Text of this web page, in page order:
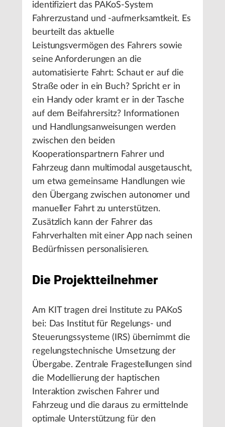
identifiziert das PAKoS-System
Fahrerzustand und -aufmerksamtkeit. Es
beurteilt das aktuelle
Leistungsvermögen des Fahrers sowie
seine Anforderungen an die
automatisierte Fahrt: Schaut er auf die
Straße oder in ein Buch? Spricht er in
ein Handy oder kramt er in der Tasche
auf dem Beifahrersitz? Informationen
und Handlungsanweisungen werden
zwischen den beiden
Kooperationspartnern Fahrer und
Fahrzeug dann multimodal ausgetauscht,
um etwa gemeinsame Handlungen wie
den Übergang zwischen autonomer und
manueller Fahrt zu unterstützen.
Zusätzlich kann der Fahrer das
Fahrverhalten mit einer App nach seinen
Bedürfnissen personalisieren.
Die Projektteilnehmer
Am KIT tragen drei Institute zu PAKoS
bei: Das Institut für Regelungs- und
Steuerungssysteme (IRS) übernimmt die
regelungstechnische Umsetzung der
Übergabe. Zentrale Fragestellungen sind
die Modellierung der haptischen
Interaktion zwischen Fahrer und
Fahrzeug und die daraus zu ermittelnde
optimale Unterstützung für den